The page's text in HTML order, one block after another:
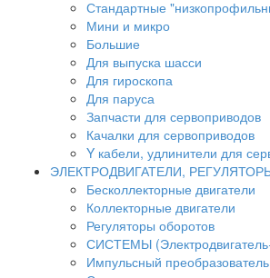
Стандартные
Мини и микро
Большие
Для выпуска шасси
Для гироскопа
Для паруса
Запчасти для сервоприводов
Качалки для сервоприводов
Y кабели, удлинители для
ЭЛЕКТРОДВИГАТЕЛИ,
Бесколлекторные двигатели
Коллекторные двигатели
Регуляторы оборотов
СИСТЕМЫ
Импульсный